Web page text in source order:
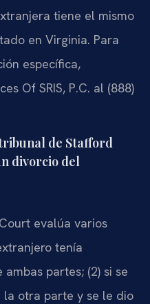
tiene el mismo
en Virginia. Para
específica,
Of SRIS, P.C. al (888)
de Stafford
divorcio del
evalúa varios
tenía
partes; (2) si se
otra parte y se le dio